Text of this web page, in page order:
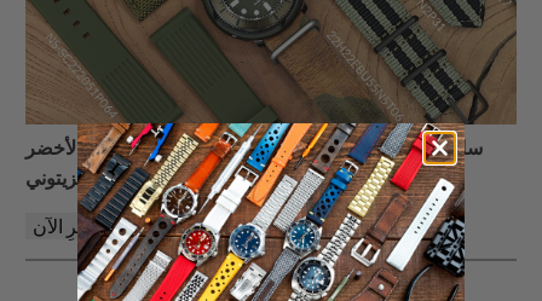
سايكو بروسبكس 'سلسلة الشارع' الغواص الشمسي الأخضر
الزيتوني SNE535 مع الأخضر سلسلة
اشترِ الآن!
للاستفادة من اتجاهات الأناقة من أفضل